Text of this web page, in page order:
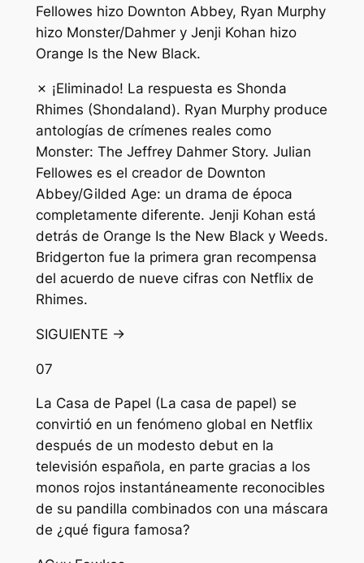
Fellowes hizo Downton Abbey, Ryan Murphy
hizo Monster/Dahmer y Jenji Kohan hizo
Orange Is the New Black.
✗ ¡Eliminado! La respuesta es Shonda
Rhimes (Shondaland). Ryan Murphy produce
antologías de crímenes reales como
Monster: The Jeffrey Dahmer Story. Julian
Fellowes es el creador de Downton
Abbey/Gilded Age: un drama de época
completamente diferente. Jenji Kohan está
detrás de Orange Is the New Black y Weeds.
Bridgerton fue la primera gran recompensa
del acuerdo de nueve cifras con Netflix de
Rhimes.
SIGUIENTE →
07
La Casa de Papel (La casa de papel) se
convirtió en un fenómeno global en Netflix
después de un modesto debut en la
televisión española, en parte gracias a los
monos rojos instantáneamente reconocibles
de su pandilla combinados con una máscara
de ¿qué figura famosa?